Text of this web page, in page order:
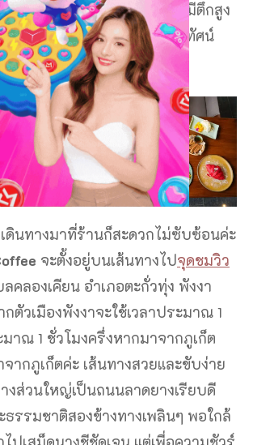
วิวธรรมชาติแบบเต็มอิ่ม ไม่มีตึกสูง
ใดๆ มาบดบังสายตา มีแต่ทิวทัศน์
ย่างสบายอารมณ์
ดินทางมาที่ร้านก็สะดวกไม่ซับซ้อนค่ะ
จะตั้งอยู่บนเส้นทางไปจุดชมวิว
คลองเคียน อำเภอตะกั่วทุ่ง พังงา
ตัวเมืองพังงาจะใช้เวลาประมาณ 1
าณ 1 ชั่วโมงครึ่งหากมาจากภูเก็ต
ากภูเก็ตค่ะ เส้นทางสวยและขับง่าย
งส่วนใหญ่เป็นถนนลาดยางเรียบดี
รรมชาติสองข้างทางเพลินๆ พอใกล้